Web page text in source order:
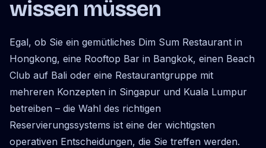
wissen müssen
Egal, ob Sie ein gemütliches Dim Sum Restaurant in
Hongkong, eine Rooftop Bar in Bangkok, einen Beach
Club auf Bali oder eine Restaurantgruppe mit
mehreren Konzepten in Singapur und Kuala Lumpur
betreiben – die Wahl des richtigen
Reservierungssystems ist eine der wichtigsten
operativen Entscheidungen, die Sie treffen werden.